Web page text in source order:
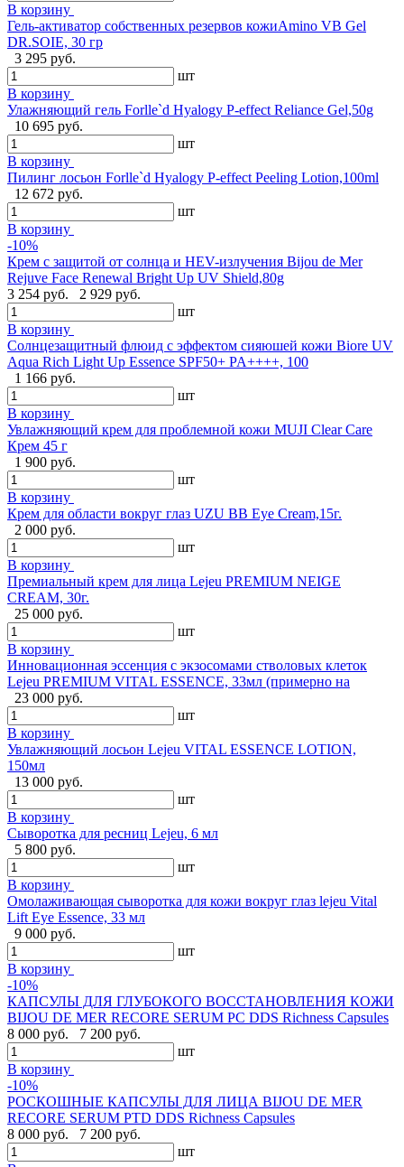
В корзину
Гель-активатор собственных резервов кожиAmino VB Gel
DR.SOIE, 30 гр
3 295 руб.
шт
В корзину
Улажняющий гель Forlle`d Hyalogy P-effect Reliance Gel,50g
10 695 руб.
шт
В корзину
Пилинг лосьон Forlle`d Hyalogy P-effect Peeling Lotion,100ml
12 672 руб.
шт
В корзину
-10%
Крем с защитой от солнца и HEV-излучения Bijou de Mer
Rejuve Face Renewal Bright Up UV Shield,80g
3 254 руб.
2 929 руб.
шт
В корзину
Солнцезащитный флюид с эффектом сияюшей кожи Biore UV
Aqua Rich Light Up Essence SPF50+ PA++++, 100
1 166 руб.
шт
В корзину
Увлажняющий крем для проблемной кожи MUJI Clear Care
Крем 45 г
1 900 руб.
шт
В корзину
Крем для области вокруг глаз UZU BB Eye Cream,15г.
2 000 руб.
шт
В корзину
Премиальный крем для лица Lejeu PREMIUM NEIGE
CREAM, 30г.
25 000 руб.
шт
В корзину
Инновационная эссенция с экзосомами стволовых клеток
Lejeu PREMIUM VITAL ESSENCE, 33мл (примерно на
23 000 руб.
шт
В корзину
Увлажняющий лосьон Lejeu VITAL ESSENCE LOTION,
150мл
13 000 руб.
шт
В корзину
Сыворотка для ресниц Lejeu, 6 мл
5 800 руб.
шт
В корзину
Омолаживающая сыворотка для кожи вокруг глаз lejeu Vital
Lift Eye Essence, 33 мл
9 000 руб.
шт
В корзину
-10%
КАПСУЛЫ ДЛЯ ГЛУБОКОГО ВОССТАНОВЛЕНИЯ КОЖИ
BIJOU DE MER RECORE SERUM PC DDS Richness Capsules
8 000 руб.
7 200 руб.
шт
В корзину
-10%
РОСКОШНЫЕ КАПСУЛЫ ДЛЯ ЛИЦА BIJOU DE MER
RECORE SERUM PTD DDS Richness Capsules
8 000 руб.
7 200 руб.
шт